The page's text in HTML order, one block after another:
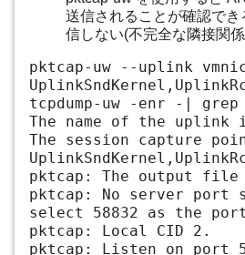
送信されることが確認で
信しない(不完全な隣接関
pktcap-uw --uplink
tcpdump-uw -enr -|
The name of the uplink
The session capture
pktcap: The output
pktcap: No server port
select 58832 as the
pktcap: Local CID 2.
pktcap: Listen on port